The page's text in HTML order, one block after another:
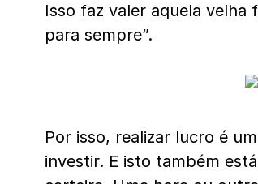
Isso faz valer aquela velha
para sempre”.
Por isso, realizar lucro é
investir. E isto também